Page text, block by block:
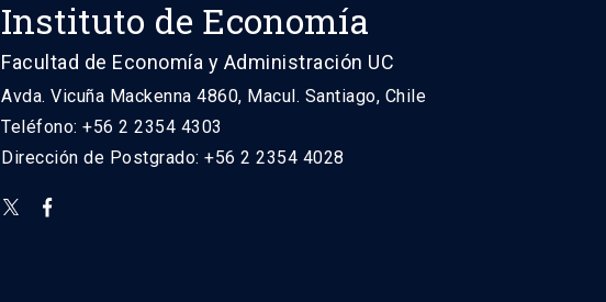
Instituto de Economía
Facultad de Economía y Administración UC
Avda. Vicuña Mackenna 4860, Macul. Santiago, Chile
Teléfono: +56 2 2354 4303
Dirección de Postgrado: +56 2 2354 4028